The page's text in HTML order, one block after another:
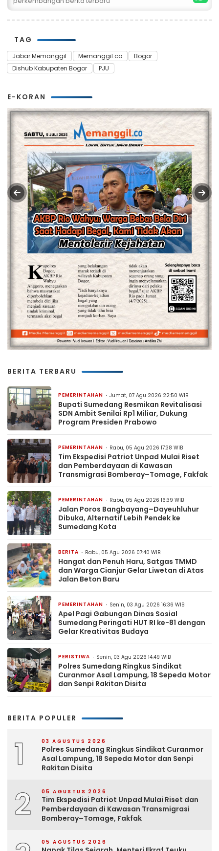
TAG
Jabar Memanggil Memanggil.co
Bogor
Dishub Kabupaten Bogor
PJU
E-KORAN
BERITA TERBARU
PEMERINTAHAN Jumat, 07 Agu 2026 22:50 WIB
Bupati Sumedang Resmikan Revitalisasi
SDN Ambit Senilai Rp1 Miliar, Dukung
Program Presiden Prabowo
PEMERINTAHAN Rabu, 05 Agu 2026 17:38 WIB
Tim Ekspedisi Patriot Unpad Mulai Riset
dan Pemberdayaan di Kawasan
Transmigrasi Bomberay–Tomage, Fakfak
PEMERINTAHAN Rabu, 05 Agu 2026 16:39 WIB
Jalan Poros Bangbayang–Dayeuhluhur
Dibuka, Alternatif Lebih Pendek ke
Sumedang Kota
BERITA Rabu, 05 Agu 2026 07:40 WIB
Hangat dan Penuh Haru, Satgas TMMD
dan Warga Cianjur Gelar Liwetan di Atas
Jalan Beton Baru
PEMERINTAHAN Senin, 03 Agu 2026 16:36 WIB
Apel Pagi Gabungan Dinas Sosial
Sumedang Peringati HUT RI ke-81 dengan
Gelar Kreativitas Budaya
PERISTIWA Senin, 03 Agu 2026 14:49 WIB
Polres Sumedang Ringkus Sindikat
Curanmor Asal Lampung, 18 Sepeda Motor
dan Senpi Rakitan Disita
BERITA POPULER
1 03 AGUSTUS 2026
Polres Sumedang Ringkus Sindikat Curanmor
Asal Lampung, 18 Sepeda Motor dan Senpi
Rakitan Disita
2 05 AGUSTUS 2026
Tim Ekspedisi Patriot Unpad Mulai Riset dan
Pemberdayaan di Kawasan Transmigrasi
Bomberay–Tomage, Fakfak
05 AGUSTUS 2026